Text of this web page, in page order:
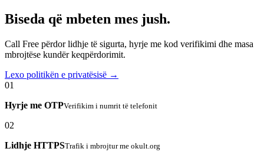
Biseda që mbeten mes jush.
Call Free përdor lidhje të sigurta, hyrje me kod verifikimi dhe masa
mbrojtëse kundër keqpërdorimit.
Lexo politikën e privatësisë →
01
Hyrje me OTPVerifikim i numrit të telefonit
02
Lidhje HTTPSTrafik i mbrojtur me okult.org